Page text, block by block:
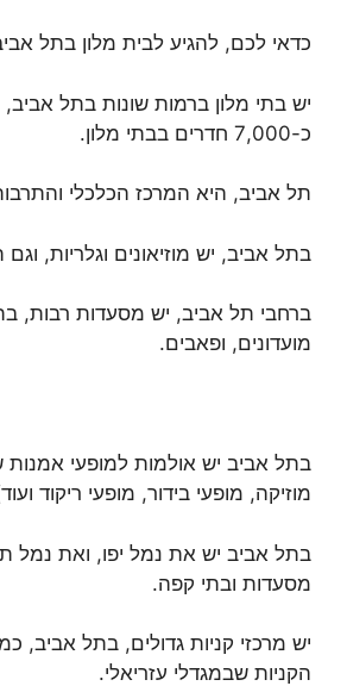
כדאי לכם, להגיע לבית מלון בתל
יש בתי מלון ברמות שונות בתל אביב,
כ-7,000 חדרים בבתי מלון.
תל אביב, היא המרכז הכלכלי
בתל אביב, יש מוזיאונים וגלריות,
ברחבי תל אביב, יש מסעדות רבות,
מועדונים, ופאבים.
בתל אביב יש אולמות למופעי אמנות
מוזיקה, מופעי בידור, מופעי ריקוד
בתל אביב יש את נמל יפו, ואת נמל
מסעדות ובתי קפה.
יש מרכזי קניות גדולים, בתל אביב,
הקניות שבמגדלי עזריאלי.